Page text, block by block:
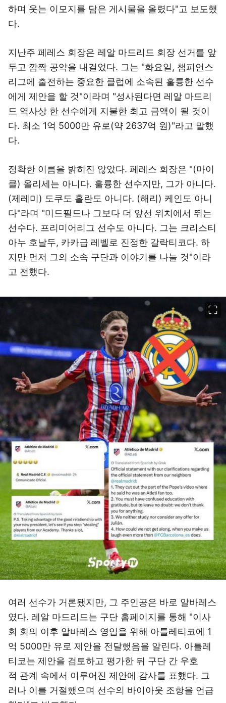
하며 웃는 이모지를 담은 게시물을 올렸다"고 보도했
다.
지난주 페레스 회장은 레알 마드리드 회장 선거를 앞
두고 깜짝 공약을 내걸었다. 그는 "화요일, 챔피언스
리그에 출전하는 중요한 클럽에 소속된 훌륭한 선수
에게 제안을 할 것"이라며 "성사된다면 레알 마드리
드 역사상 한 선수에게 지불한 최고 금액이 될 것이
다. 최소 1억 5000만 유로(약 2637억 원)"라고 말했
다.
정확한 이름을 밝히진 않았다. 페레스 회장은 "(마이
클) 올리세는 아니다. 훌륭한 선수지만, 그가 아니다.
(제레미) 도쿠도 홀란도 아니다. (해리) 케인도 아니
다"라며 "미드필드나 그보다 더 앞선 위치에서 뛰는
선수다. 프리미어리그 선수도 아니다. 그는 크리스티
아누 호날두, 카카급 레벨로 진정한 갈락티코다. 하
지만 먼저 그의 소속 구단과 이야기를 나눌 것"이라
고 전했다.
여러 선수가 거론됐지만, 그 주인공은 바로 알바레스
였다. 레알 마드리드는 구단 홈페이지를 통해 "이사
회 회의 이후 알바레스 영입을 위해 아틀레티코에 1
억 5000만 유로 제안을 전달했음을 알린다. 아틀레
티코는 제안을 검토하고 평가한 뒤 구단 간 우호
적 관계 속에서 이루어진 제안에 감사를 표했다. 그
러나 이를 거절했으며 선수의 바이아웃 조항을 언급